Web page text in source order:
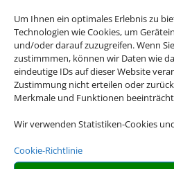
Um Ihnen ein optimales Erlebnis zu
Technologien wie Cookies, um
und/oder darauf zuzugreifen. Wenn
zustimmmen, können wir Daten wie
eindeutige IDs auf dieser Website
Zustimmung nicht erteilen oder
Merkmale und Funktionen
Wir verwenden Statistiken-Cookies
Cookie-Richtlinie
Buchen Sie jetzt
Ihren